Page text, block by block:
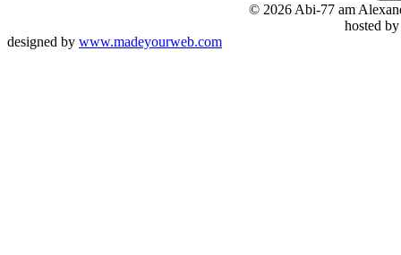
© 2026 Abi-77 am
hosted
designed by www.madeyourweb.com